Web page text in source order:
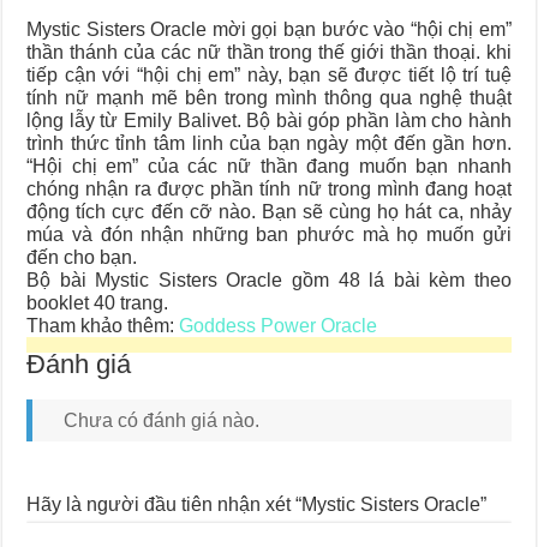
Mystic Sisters Oracle mời gọi bạn bước vào “hội chị em”
thần thánh của các nữ thần trong thế giới thần thoại. khi
tiếp cận với “hội chị em” này, bạn sẽ được tiết lộ trí tuệ
tính nữ mạnh mẽ bên trong mình thông qua nghệ thuật
lộng lẫy từ Emily Balivet. Bộ bài góp phần làm cho hành
trình thức tỉnh tâm linh của bạn ngày một đến gần hơn.
“Hội chị em” của các nữ thần đang muốn bạn nhanh
chóng nhận ra được phần tính nữ trong mình đang hoạt
động tích cực đến cỡ nào. Bạn sẽ cùng họ hát ca, nhảy
múa và đón nhận những ban phước mà họ muốn gửi
đến cho bạn.
Bộ bài Mystic Sisters Oracle gồm 48 lá bài kèm theo
booklet 40 trang.
Tham khảo thêm:Goddess Power Oracle
Đánh giá
Chưa có đánh giá nào.
Hãy là người đầu tiên nhận xét “Mystic Sisters Oracle”